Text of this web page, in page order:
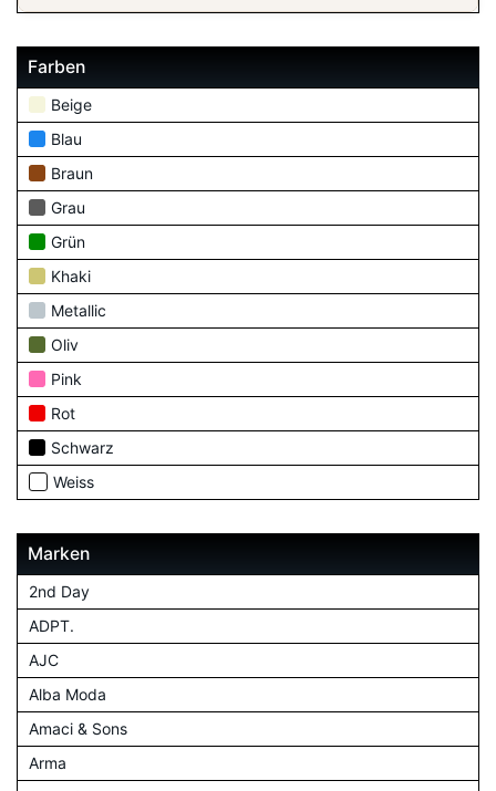
Farben
Beige
Blau
Braun
Grau
Grün
Khaki
Metallic
Oliv
Pink
Rot
Schwarz
Weiss
Marken
2nd Day
ADPT.
AJC
Alba Moda
Amaci & Sons
Arma